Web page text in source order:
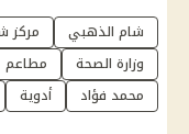
شام الذهبي مركز
وزارة الصحة
مطاعم
محمد فؤاد
أدوية